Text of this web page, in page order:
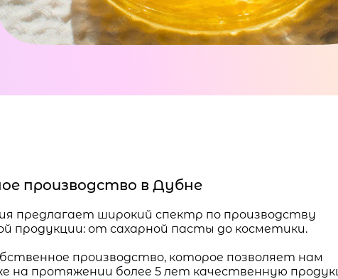
производство в Дубне
предлагает широкий спектр по производству
продукции: от сахарной пасты до косметики.
производство, которое позволяет нам
на протяжении более 5 лет качественную